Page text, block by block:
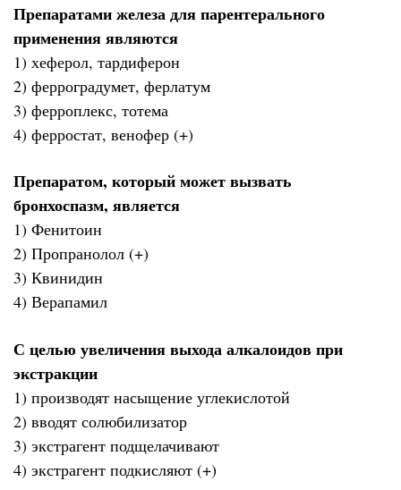
Препаратами железа для парентерального
применения являются
1) хеферол, тардиферон
2) ферроградумет, ферлатум
3) ферроплекс, тотема
4) ферростат, венофер (+)
Препаратом, который может вызвать
бронхоспазм, является
1) Фенитоин
2) Пропранолол (+)
3) Квинидин
4) Верапамил
С целью увеличения выхода алкалоидов при
экстракции
1) производят насыщение углекислотой
2) вводят солюбилизатор
3) экстрагент подщелачивают
4) экстрагент подкисляют (+)